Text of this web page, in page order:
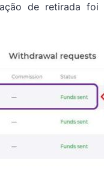
de retirada foi